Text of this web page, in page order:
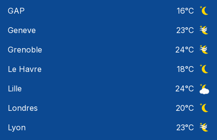
GAP
16°C
Geneve
23°C
Grenoble
24°C
Le Havre
18°C
Lille
24°C
Londres
20°C
Lyon
23°C